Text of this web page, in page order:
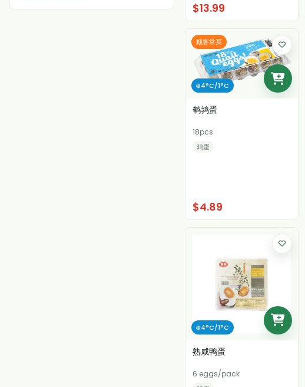
$13.99
顾客常买
❄️4°C/1°C
鹌鹑蛋
18pcs
鸡蛋
$4.89
❄️4°C/1°C
熟咸鸭蛋
6 eggs/pack